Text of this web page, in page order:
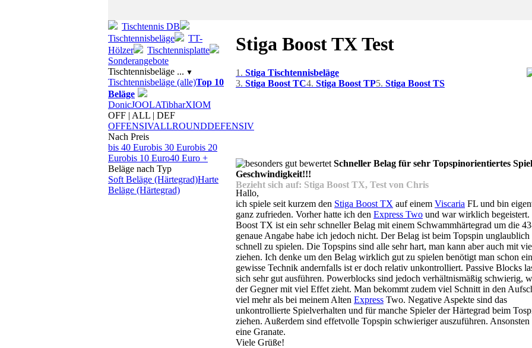
Tischtennis DB
Tischtennisbeläge
TT-
Hölzer
Tischtennisplatte
Sonderangebote
Tischtennisbeläge ... ▼
Tischtennisbeläge (alle)Top 10
Beläge
DonicJOOLATibharXIOM
OFF | ALL | DEF
OFFENSIVALLROUNDDEFENSIV
Nach Preis
bis 40 Eurobis 30 Eurobis 20
Eurobis 10 Euro40 Euro +
Beläge nach Typ
Soft Beläge (Härtegrad)Harte
Beläge (Härtegrad)
Stiga Boost TX Test
1. Stiga Tischtennisbeläge
3. Stiga Boost TC4. Stiga Boost TP5. Stiga Boost TS
Schneller Belag für sehr Topspinorientiertes
Geschwindigkeit!!!
Bezieht sich auf: Stiga Boost TX, Test von Chris
Hallo,
ich spiele seit kurzem den Stiga Boost TX auf einem Viscaria FL und bin
ganz zufrieden. Vorher hatte ich den Express Two und war wirklich begeistert.
Boost TX ist ein sehr schneller Belag mit einem Schwammhärtegrad um die
genaue Angabe habe ich jedoch nicht. Der Belag ist beim Topspin unglaublich
schnell zu spielen. Die Topspins sind alle sehr hart, man kann aber auch mit
ziehen. Ich denke um den Belag wirklich gut zu spielen benötigt man schon
gewisse Technik andernfalls ist er doch relativ unkontrolliert. Passive Blocks
sich sehr gut ausführen. Powerblocks sind jedoch verhältnismäßig schwierig,
der Gegner mit viel Effet zieht. Man bekommt zudem viel Schnitt in den
viel mehr als bei meinem Alten Express Two. Negative Aspekte sind das
unkontrollierte Spielverhalten und für manche Spieler der Härtegrad beim
ziehen. Außerdem sind effetvolle Topspin schwieriger auszuführen. Ansonsten
eine Granate.
Viele Grüße!